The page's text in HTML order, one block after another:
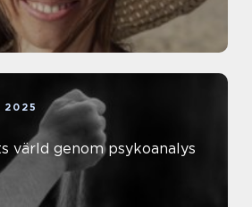
värld genom psykoanalys